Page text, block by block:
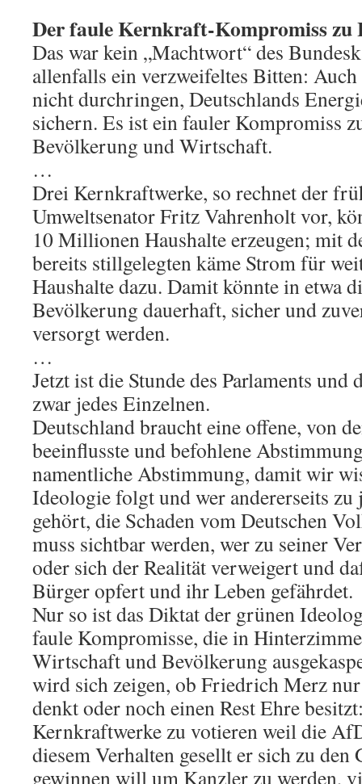
Der faule Kernkraft-Kompromiss zu
Das war kein „Machtwort“ des
allenfalls ein verzweifeltes Bitten:
nicht durchringen, Deutschlands
sichern. Es ist ein fauler Kompromiss
Bevölkerung und Wirtschaft.
…
Drei Kernkraftwerke, so rechnet der
Umweltsenator Fritz Vahrenholt vor,
10 Millionen Haushalte erzeugen; mit
bereits stillgelegten käme Strom für
Haushalte dazu. Damit könnte in etwa
Bevölkerung dauerhaft, sicher und
versorgt werden.
…
Jetzt ist die Stunde des Parlaments und
zwar jedes Einzelnen.
Deutschland braucht eine offene, von
beeinflusste und befohlene
namentliche Abstimmung, damit wir
Ideologie folgt und wer andererseits zu
gehört, die Schaden vom Deutschen
muss sichtbar werden, wer zu seiner
oder sich der Realität verweigert und
Bürger opfert und ihr Leben gefährdet.
Nur so ist das Diktat der grünen
faule Kompromisse, die in
Wirtschaft und Bevölkerung
wird sich zeigen, ob Friedrich Merz
denkt oder noch einen Rest Ehre
Kernkraftwerke zu votieren weil die
diesem Verhalten gesellt er sich zu den
gewinnen will um Kanzler zu werden,